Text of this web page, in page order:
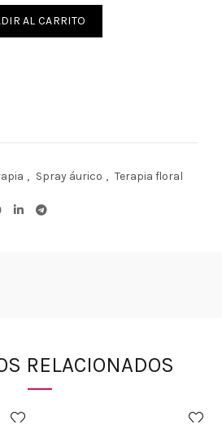
abundancia y dinero 60 ml
AL CARRITO
, Spray áurico , Terapia floral
RELACIONADOS